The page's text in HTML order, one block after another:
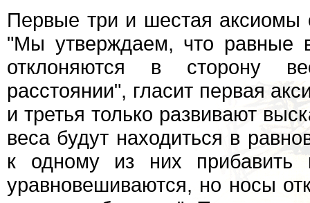
Первые три и шестая аксиомы
"Мы утверждаем, что равные
отклоняются в сторону
расстоянии", гласит первая
и третья только развивают
веса будут находиться в
к одному из них прибавить
уравновешиваются, но носы